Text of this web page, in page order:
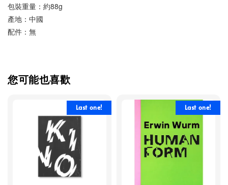
包裝重量：約88g
產地：中國
配件：無
您可能也喜歡
Last one! Last one!